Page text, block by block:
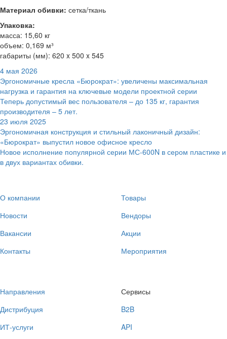
Материал обивки: сетка/ткань
Упаковка:
масса: 15,60 кг
объем: 0,169 м³
габариты (мм): 620 x 500 x 545
4 мая 2026
Эргономичные кресла «Бюрократ»: увеличены максимальная
нагрузка и гарантия на ключевые модели проектной серии
Теперь допустимый вес пользователя – до 135 кг, гарантия
производителя – 5 лет.
23 июля 2025
Эргономичная конструкция и стильный лаконичный дизайн:
«Бюрократ» выпустил новое офисное кресло
Новое исполнение популярной серии МС-600N в сером пластике и
в двух вариантах обивки.
О компании
Новости
Вакансии
Контакты
Товары
Вендоры
Акции
Мероприятия
Направления
Дистрибуция
ИТ-услуги
Сервисы
B2B
API